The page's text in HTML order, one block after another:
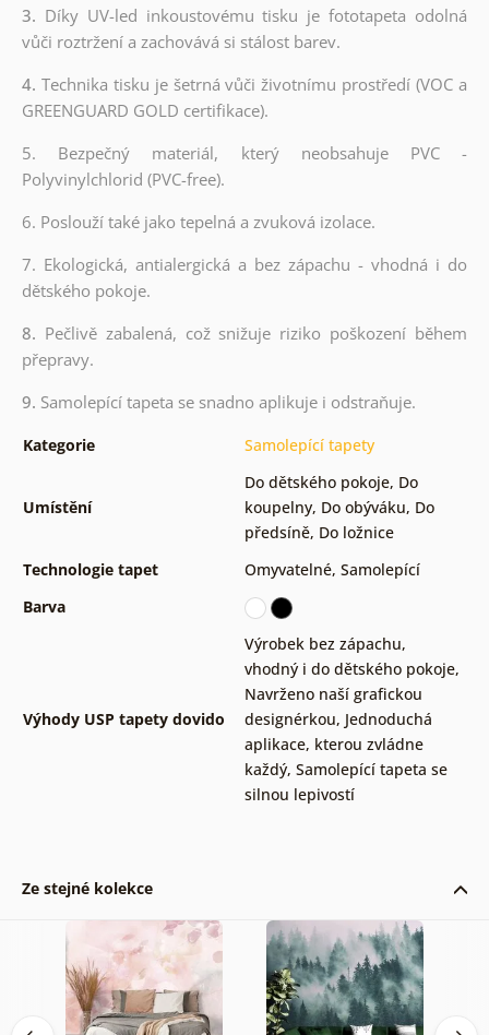
3. Díky UV-led inkoustovému tisku je fototapeta odolná
vůči roztržení a zachovává si stálost barev.
4. Technika tisku je šetrná vůči životnímu prostředí (VOC a
GREENGUARD GOLD certifikace).
5. Bezpečný materiál, který neobsahuje PVC -
Polyvinylchlorid (PVC-free).
6. Poslouží také jako tepelná a zvuková izolace.
7. Ekologická, antialergická a bez zápachu - vhodná i do
dětského pokoje.
8. Pečlivě zabalená, což snižuje riziko poškození během
přepravy.
9. Samolepící tapeta se snadno aplikuje i odstraňuje.
Kategorie Samolepící tapety
Umístění
Do dětského pokoje, Do
koupelny, Do obýváku, Do
předsíně, Do ložnice
Technologie tapet
Omyvatelné, Samolepící
Barva
Výhody USP tapety dovido
Výrobek bez zápachu,
vhodný i do dětského pokoje,
Navrženo naší grafickou
designérkou, Jednoduchá
aplikace, kterou zvládne
každý, Samolepící tapeta se
silnou lepivostí
Ze stejné kolekce